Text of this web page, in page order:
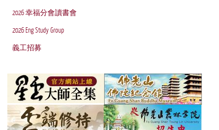
2026 幸福分會讀書會
2026 Eng Study Group
義工招募